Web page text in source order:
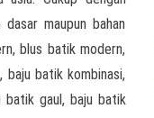
maupun bahan
blus batik modern,
batik kombinasi,
batik gaul, baju batik